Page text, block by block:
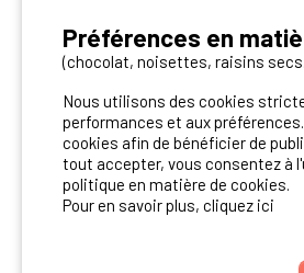
Vous avez un
Contactez-
Contact
Préférences en
(chocolat, noisettes, raisins
Nous utilisons des cookies
performances et aux
cookies afin de bénéficier de
tout accepter, vous consentez à
politique en matière de cookies.
Pour en savoir plus, cliquez ici